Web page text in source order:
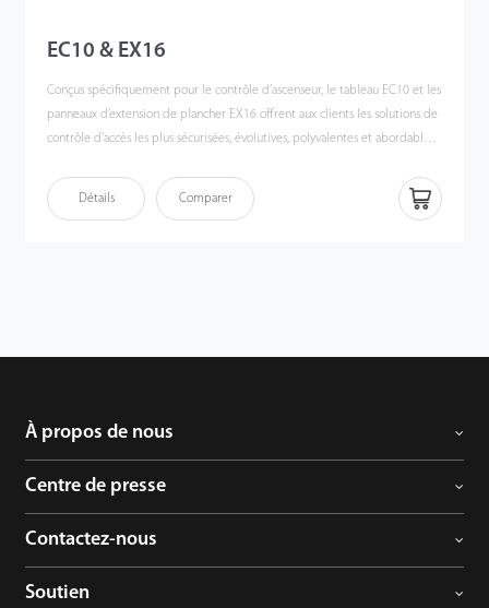
EC10 & EX16
Conçus spécifiquement pour le contrôle d’ascenseur, le tableau EC10 et les
panneaux d’extension de plancher EX16 offrent aux clients les solutions de
contrôle d’accès les plus sécurisées, évolutives, polyvalentes et abordables
divers identifiants utilisateurs, y compris l’empreinte digitale, la carte de
proximité et/ou le mot de passe. Des horaires prédéfinis peuvent
seize étages supplémentaires. Chaque EC10 peut supporter jusqu’à trois
EC10 peuvent être enchaînés pour contrôler autant d’étages que souhaités.
d’ascenseur très facile à gérer. SDK est disponible pour les entreprises de
logiciels souhaitant s’intégrer au système.
Détails Comparer
À propos de nous
Centre de presse
Contactez-nous
Soutien